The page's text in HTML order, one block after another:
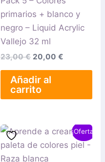
primarios + blanco y
negro – Liquid Acrylic
Vallejo 32 ml
23,00€ 20,00 €
Añadir al
carrito
¡Oferta!
El
original
era:
El
precio
actual